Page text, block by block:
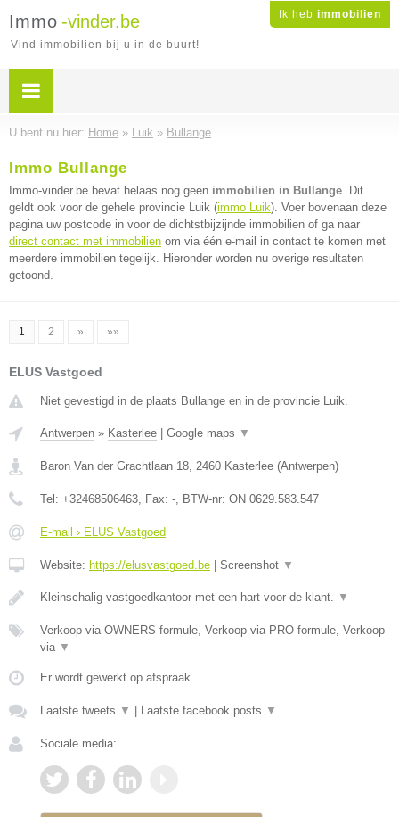
Ik heb immobilien
Immo -vinder.be
Vind immobilien bij u in de buurt!
U bent nu hier: Home » Luik » Bullange
Immo Bullange
Immo-vinder.be bevat helaas nog geen immobilien in Bullange. Dit
geldt ook voor de gehele provincie Luik (immo Luik). Voer bovenaan deze
pagina uw postcode in voor de dichtstbijzijnde immobilien of ga naar
direct contact met immobilien om via één e-mail in contact te komen met
meerdere immobilien tegelijk. Hieronder worden nu overige resultaten
getoond.
1 2 » »»
ELUS Vastgoed
Niet gevestigd in de plaats Bullange en in de provincie Luik.
Antwerpen » Kasterlee Google maps ▼
Baron Van der Grachtlaan 18, 2460 Kasterlee (Antwerpen)
Tel: +32468506463, Fax: -, BTW-nr: ON 0629.583.547
E-mail › ELUS Vastgoed
Website: https://elusvastgoed.be Screenshot ▼
Kleinschalig vastgoedkantoor met een hart voor de klant. ▼
Verkoop via OWNERS-formule, Verkoop via PRO-formule, Verkoop
via ▼
Er wordt gewerkt op afspraak.
Laatste tweets ▼ Laatste facebook posts ▼
Sociale media: